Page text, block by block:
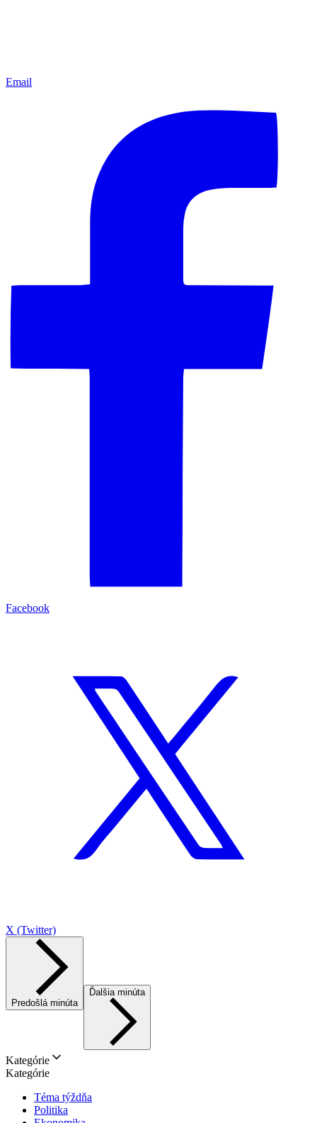
Email
Facebook
X (Twitter)
Predošlá minúta
Ďalšia minúta
Kategórie
Kategórie
Téma týždňa
Politika